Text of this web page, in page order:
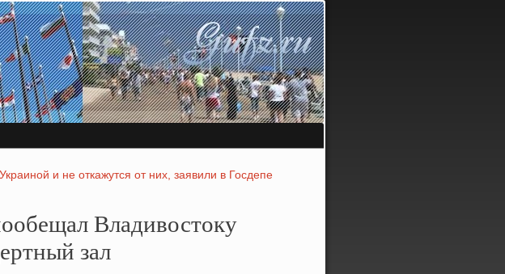
и не откажутся от них, заявили в Госдепе
Владивостоку
зал